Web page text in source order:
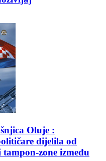
Oluje :
dijelila od
zone između